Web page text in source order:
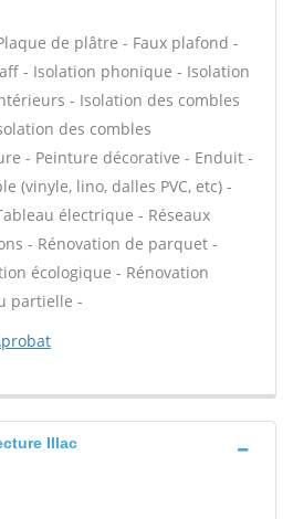
de plâtre - Faux plafond -
- Isolation phonique - Isolation
- Isolation des combles
des combles
- Peinture décorative - Enduit -
(vinyle, lino, dalles PVC, etc) -
électrique - Réseaux
- Rénovation de parquet -
écologique - Rénovation
partielle -
Illac